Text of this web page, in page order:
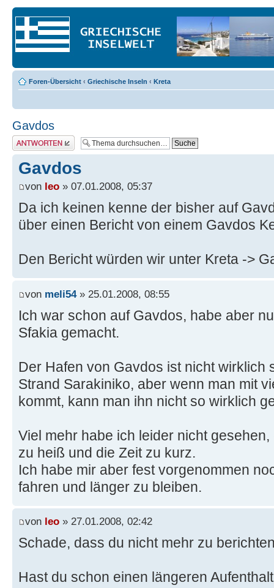
Foren-Übersicht ‹ Griechische Inseln ‹ Kreta
Gavdos
Antwort erstellen
Gavdos
von leo » 07.01.2008, 05:37
Da ich keinen kenne der bisher auf
über einen Bericht von einem Gavdos
Den Bericht würden wir unter Kreta ->
von meli54» 25.01.2008, 08:55
Ich war schon auf Gavdos, habe aber
Sfakia gemacht.
Der Hafen von Gavdos ist nicht wirklich
Strand Sarakiniko, aber wenn man mit
kommt, kann man ihn nicht so wirklich
Viel mehr habe ich leider nicht
zu heiß und die Zeit zu kurz.
Ich habe mir aber fest vorgenommen
fahren und länger zu bleiben.
von leo » 27.01.2008, 02:42
Schade, dass du nicht mehr zu
Hast du schon einen längeren